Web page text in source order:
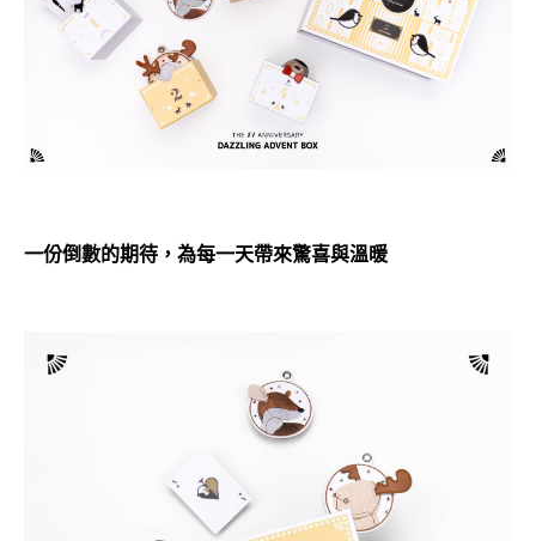
一份倒數的期待，為每一天帶來驚喜與溫暖